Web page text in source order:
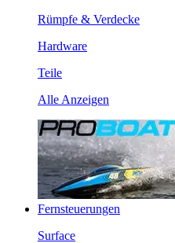
Rümpfe & Verdecke
Hardware
Teile
Alle Anzeigen
Fernsteuerungen
Surface